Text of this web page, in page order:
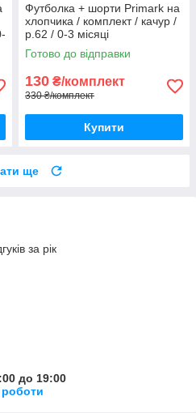
Футболка + шорти Primark на
хлопчика / комплект / качур /
р.62 / 0-3 місяці
Готово до відправки
130 ₴/комплект
330 ₴/комплект
Купити
ще
за рік
до 19:00
роботи